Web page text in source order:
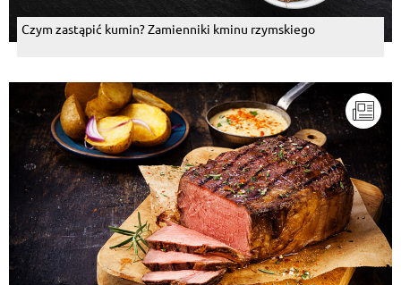
Czym zastąpić kumin? Zamienniki kminu rzymskiego